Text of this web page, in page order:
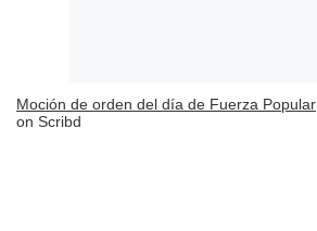
Moción de orden del día de Fuerza Popular
on Scribd